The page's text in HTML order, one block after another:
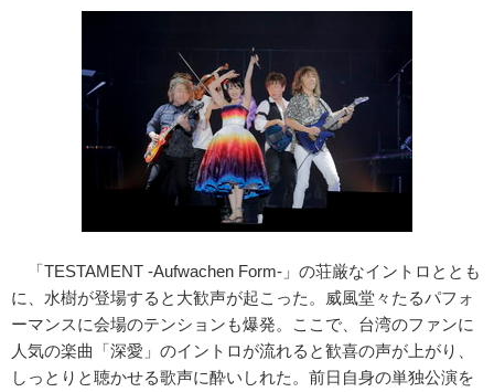
「TESTAMENT -Aufwachen Form-」の荘厳なイントロととも
に、水樹が登場すると大歓声が起こった。威風堂々たるパフォ
ーマンスに会場のテンションも爆発。ここで、台湾のファンに
人気の楽曲「深愛」のイントロが流れると歓喜の声が上がり、
しっとりと聴かせる歌声に酔いしれた。前日自身の単独公演を